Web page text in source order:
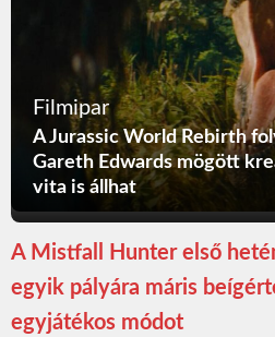
Filmipar
A Jurassic World Rebirth
Gareth Edwards mögött
vita is állhat
A Mistfall Hunter első
egyik pályára máris
egyjátékos módot